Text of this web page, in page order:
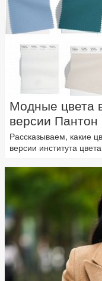
Модные цвета
версии Пантон
Рассказываем, какие
версии института